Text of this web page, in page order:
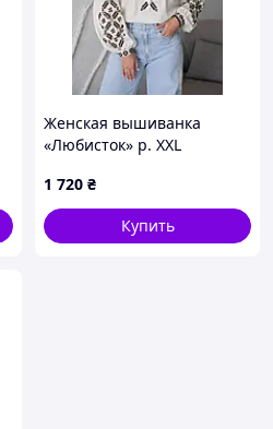
Женская вышиванка
«Любисток» р. XXL
1 720 ₴
Купить